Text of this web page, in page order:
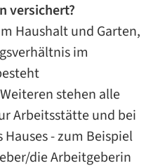
versichert?
Haushalt und Garten,
im
stehen alle
Arbeitsstätte und bei
- zum Beispiel
die Arbeitgeberin